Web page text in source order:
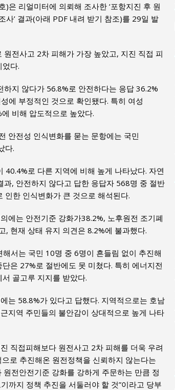
)은 리얼미터에 의뢰해 조사한 ‘포항지진 후 원
’ 결과(아래 PDF 내려 받기 참조)를 29일 발
전사고 2차 피해가 가장 높았고, 지진 직접 피
다.
지 않다가 56.8%로 안전하다는 응답 36.2%
에 부정적인 것으로 확인됐다. 특히 여성
비해 압도적으로 높았다.
안전성 인식변화를 묻는 문항에는 국민
다.
로 다른 지역에 비해 높게 나타났다. 자연
, 안전하지 않다고 답한 응답자 568명 중 절반
한 인식변화가 큰 것으로 해석된다.
에는 안전기준 강화가38.2%, 노후원전 조기폐
, 현재 상태 유지 의견은 8.2%에 불과했다.
서는 국민 10명 중 6명이 흔들림 없이 추진해
은 27%로 절반에도 못 미쳤다. 특히 에너지전
골고루 지지를 받았다.
는 58.8%가 있다고 답했다. 지역적으로는 호남
지역 주민들의 불안감이 상대적으로 높게 나타
직접피해보다 원전사고 2차 피해를 더욱 우려
로 추진해온 원전정책을 신뢰하지 않는다는
전안전기준 강화를 강하게 주문하는 만큼 정
까지 정책 추진을 서둘러야 할 것”이라고 당부